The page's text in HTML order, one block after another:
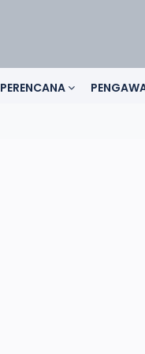
PERENCANA